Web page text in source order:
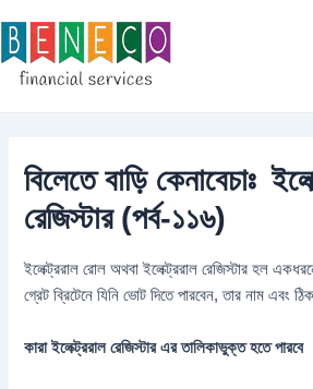
to
content
বিলেতে বাড়ি কেনাবেচাঃ
রেজিস্টার (পর্ব-১১৬)
ইলেক্ট্ররাল রোল অথবা ইলেক্ট্ররাল রেজিস্টার হল
গ্রেট ব্রিটেনে যিনি ভোট দিতে পারবেন, তার নাম এবং
কারা ইলেক্ট্ররাল রেজিস্টার এর তালিকাভুক্ত হতে পারবে